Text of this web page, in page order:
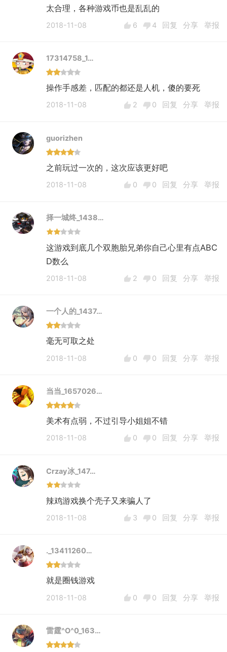
太合理，各种游戏币也是乱乱的
2018-11-08 6 4 回复 分享 举报
17314758_1…
操作手感差，匹配的都还是人机，傻的要死
2018-11-08 2 0 回复 分享 举报
guorizhen
之前玩过一次的，这次应该更好吧
2018-11-08 0 0 回复 分享 举报
择一城终_1438…
这游戏到底几个双胞胎兄弟你自己心里有点ABC
D数么
2018-11-08 2 0 回复 分享 举报
一个人的_1437…
毫无可取之处
2018-11-08 0 0 回复 分享 举报
当当_1657026…
美术有点弱，不过引导小姐姐不错
2018-11-08 0 0 回复 分享 举报
Crzay冰_147…
辣鸡游戏换个壳子又来骗人了
2018-11-08 3 0 回复 分享 举报
._13411260…
就是圈钱游戏
2018-11-08 0 0 回复 分享 举报
雷霆^O^0_163…